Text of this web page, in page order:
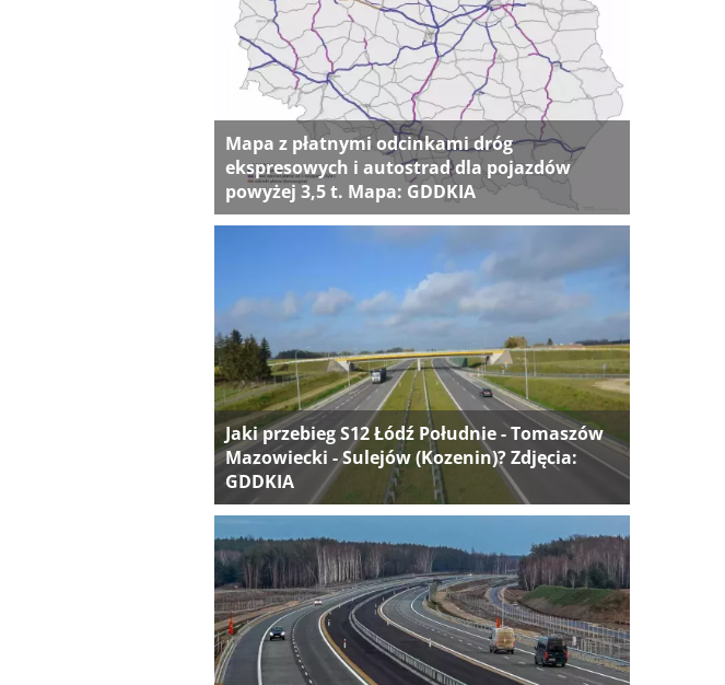
Mapa z płatnymi odcinkami dróg
ekspresowych i autostrad dla pojazdów
powyżej 3,5 t. Mapa: GDDKIA
Jaki przebieg S12 Łódź Południe - Tomaszów
Mazowiecki - Sulejów (Kozenin)? Zdjęcia:
GDDKIA